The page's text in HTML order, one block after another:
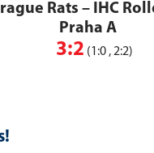
Rats – IHC
Praha A
3:2 (1:0 , 2:2)